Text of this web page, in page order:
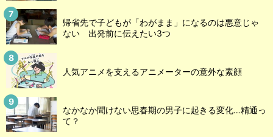
帰省先で子どもが「わがまま」になるのは悪意じゃ
ない 出発前に伝えたい3つ
人気アニメを支えるアニメーターの意外な素顔
なかなか聞けない思春期の男子に起きる変化…精通っ
て？